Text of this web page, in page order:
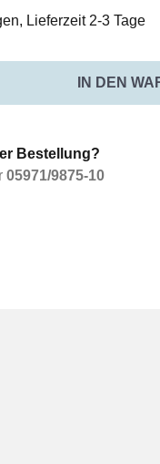
Lieferzeit 2-3 Tage
den IN DEN
Bestellung?
05971/9875-10